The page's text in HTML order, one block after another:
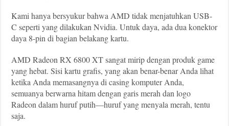
Kami hanya bersyukur bahwa AMD tidak menjatuhkan USB-
C seperti yang dilakukan Nvidia. Untuk daya, ada dua konektor
daya 8-pin di bagian belakang kartu.
AMD Radeon RX 6800 XT sangat mirip dengan produk game
yang hebat. Sisi kartu grafis, yang akan benar-benar Anda lihat
ketika Anda memasangnya di casing komputer Anda,
semuanya berwarna hitam dengan garis merah dan logo
Radeon dalam huruf putih—huruf yang menyala merah, tentu
saja.